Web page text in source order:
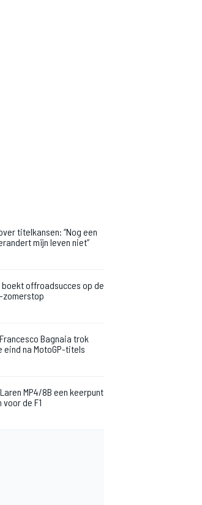
titelkansen: “Nog een
mijn leven niet”
offroadsucces op de
zomerstop
Bagnaia trok
eind na MotoGP-titels
MP4/8B een keerpunt
voor de F1